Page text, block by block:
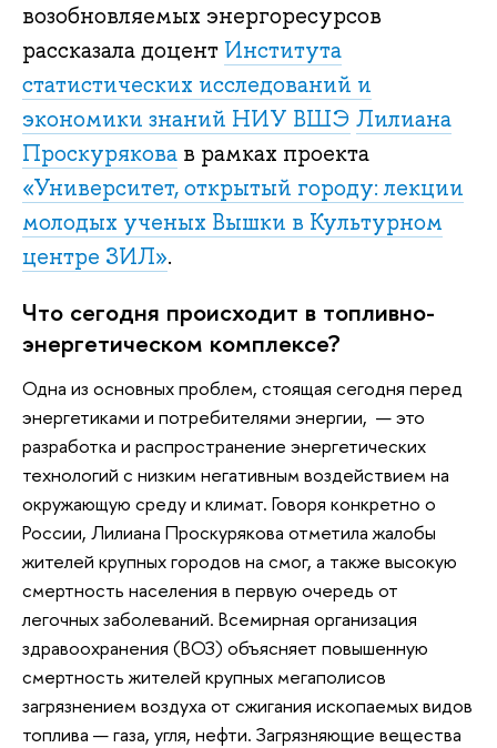
возобновляемых энергоресурсов
рассказала доцент Института
статистических исследований и
экономики знаний НИУ ВШЭ Лилиана
Проскурякова в рамках проекта
«Университет, открытый городу: лекции
молодых ученых Вышки в Культурном
центре ЗИЛ».
Что сегодня происходит в топливно-
энергетическом комплексе?
Одна из основных проблем, стоящая сегодня перед
энергетиками и потребителями энергии, — это
разработка и распространение энергетических
технологий с низким негативным воздействием на
окружающую среду и климат. Говоря конкретно о
России, Лилиана Проскурякова отметила жалобы
жителей крупных городов на смог, а также высокую
смертность населения в первую очередь от
легочных заболеваний. Всемирная организация
здравоохранения (ВОЗ) объясняет повышенную
смертность жителей крупных мегаполисов
загрязнением воздуха от сжигания ископаемых видов
топлива — газа, угля, нефти. Загрязняющие вещества